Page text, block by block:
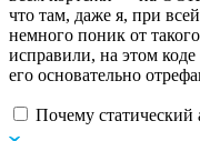
что там, даже я, при
немного поник от
исправили, на этом
его основательно
Почему